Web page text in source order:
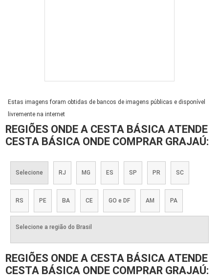
Estas imagens foram obtidas de bancos de imagens públicas e disponível
livremente na internet
REGIÕES ONDE A CESTA BÁSICA ATENDE
CESTA BÁSICA ONDE COMPRAR GRAJAÚ:
Selecione RJ MG ES SP PR SC
RS PE BA CE GO e DF AM PA
Selecione a região do Brasil
REGIÕES ONDE A CESTA BÁSICA ATENDE
CESTA BÁSICA ONDE COMPRAR GRAJAÚ: